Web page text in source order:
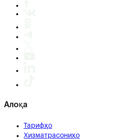
Алоқа
Тарифҳо
Хизматрасониҳо